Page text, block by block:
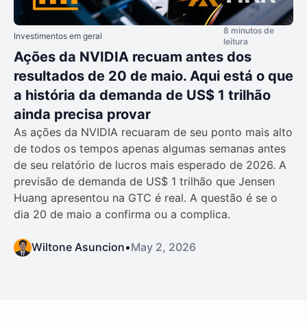
Investimentos em geral
8 minutos de
leitura
Ações da NVIDIA recuam antes dos
resultados de 20 de maio. Aqui está o que
a história da demanda de US$ 1 trilhão
ainda precisa provar
As ações da NVIDIA recuaram de seu ponto mais alto
de todos os tempos apenas algumas semanas antes
de seu relatório de lucros mais esperado de 2026. A
previsão de demanda de US$ 1 trilhão que Jensen
Huang apresentou na GTC é real. A questão é se o
dia 20 de maio a confirma ou a complica.
Wiltone Asuncion•May 2, 2026